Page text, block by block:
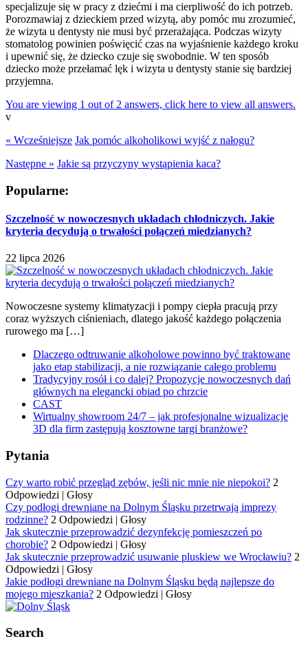
specjalizuje się w pracy z dziećmi i ma cierpliwość do ich potrzeb.
Porozmawiaj z dzieckiem przed wizytą, aby pomóc mu zrozumieć,
że wizyta u dentysty nie musi być przerażająca. Podczas wizyty
stomatolog powinien poświęcić czas na wyjaśnienie każdego kroku
i upewnić się, że dziecko czuje się swobodnie. W ten sposób
dziecko może przełamać lęk i wizyta u dentysty stanie się bardziej
przyjemna.
You are viewing 1 out of 2 answers, click here to view all answers.
v
« Wcześniejsze Jak pomóc alkoholikowi wyjść z nałogu?
Następne » Jakie są przyczyny wystąpienia kaca?
Popularne:
Szczelność w nowoczesnych układach chłodniczych. Jakie
kryteria decydują o trwałości połączeń miedzianych?
22 lipca 2026
Nowoczesne systemy klimatyzacji i pompy ciepła pracują przy
coraz wyższych ciśnieniach, dlatego jakość każdego połączenia
rurowego ma […]
Dlaczego odtruwanie alkoholowe powinno być traktowane
jako etap stabilizacji, a nie rozwiązanie całego problemu
Tradycyjny rosół i co dalej? Propozycje nowoczesnych dań
głównych na elegancki obiad po chrzcie
CAST
Wirtualny showroom 24/7 – jak profesjonalne wizualizacje
3D dla firm zastępują kosztowne targi branżowe?
Pytania
Czy warto robić przegląd zębów, jeśli nic mnie nie niepokoi? 2
Odpowiedzi | Głosy
Czy podłogi drewniane na Dolnym Śląsku przetrwają imprezy
rodzinne? 2 Odpowiedzi | Głosy
Jak skutecznie przeprowadzić dezynfekcję pomieszczeń po
chorobie? 2 Odpowiedzi | Głosy
Jak skutecznie przeprowadzić usuwanie pluskiew we Wrocławiu? 2
Odpowiedzi | Głosy
Jakie podłogi drewniane na Dolnym Śląsku będą najlepsze do
mojego mieszkania? 2 Odpowiedzi | Głosy
Search